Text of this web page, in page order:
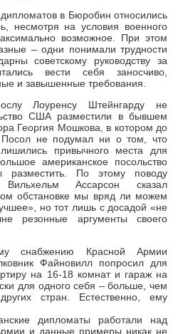
в Бюробин относились
несмотря на условия военного
возможное. При этом
– одни понимали трудности
советскому руководству за
вести себя заносчиво,
и завышенные требования.
Лоуренсу Штейнгарду не
США разместили в бывшем
Георгия Мошкова, в котором до
не подумал ни о том, что
привычного места для
американское посольство
По этому поводу
Ассарсон сказал
обстановке мы вряд ли можем
но тот лишь с досадой «не
резонные аргументы своего
снабжению Красной Армии
Файновилл попросил для
на 16-18 комнат и гараж на
для одного себя – больше, чем
стран. Естественно, ему
дипломаты работали над
и данные примеры никак не